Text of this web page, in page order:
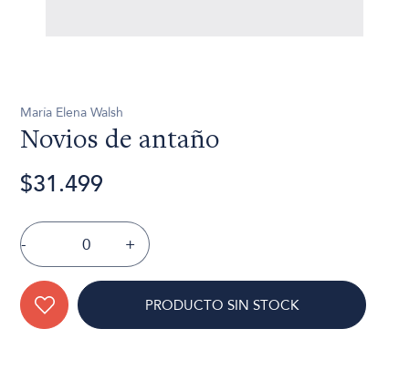
María Elena Walsh
Novios de antaño
$31.499
- +
PRODUCTO SIN STOCK